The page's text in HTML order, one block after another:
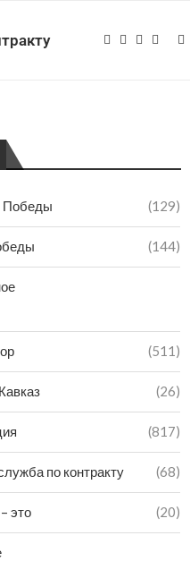
Победы (129)
(144)
(511)
(26)
(817)
по контракту (68)
это (20)